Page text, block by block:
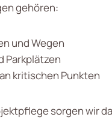
gehören:
und Wegen
Parkplätzen
kritischen Punkten
sorgen wir